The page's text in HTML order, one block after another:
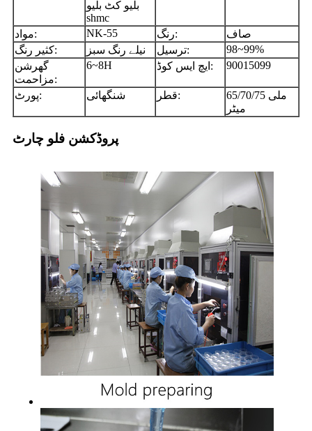
بلیو کٹ بلیو
shmc
مواد: NK-55 رنگ:
صاف
کثیر رنگ:
نیلے رنگ سبز ترسیل:
98~99%
گھرشن
مزاحمت:
6~8H ایچ ایس کوڈ: 90015099
پورٹ: شنگھائی قطر:
65/70/75 ملی
میٹر
پروڈکشن فلو چارٹ